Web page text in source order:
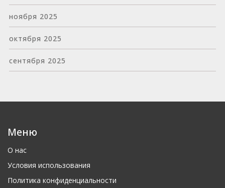
ноября 2025
октября 2025
сентября 2025
Меню
О нас
Условия использования
Политика конфиденциальности